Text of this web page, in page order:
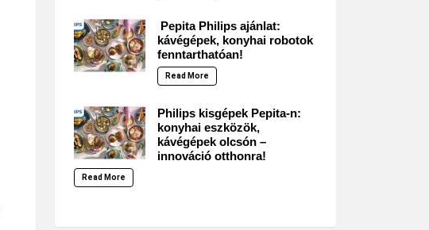
Pepita Philips ajánlat:
kávégépek, konyhai robotok
fenntarthatóan!
Read More
Philips kisgépek Pepita-n:
konyhai eszközök,
kávégépek olcsón –
innováció otthonra!
Read More